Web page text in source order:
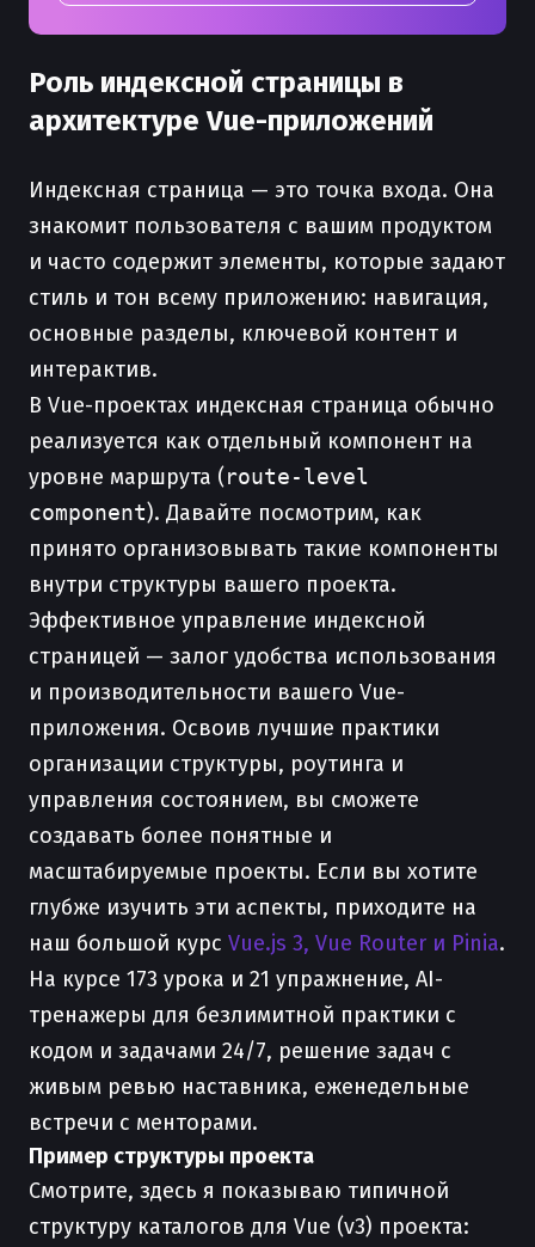
Роль индексной страницы в
архитектуре Vue-приложений
Индексная страница — это точка входа. Она
знакомит пользователя с вашим продуктом
и часто содержит элементы, которые задают
стиль и тон всему приложению: навигация,
основные разделы, ключевой контент и
интерактив.
В Vue-проектах индексная страница обычно
реализуется как отдельный компонент на
уровне маршрута (route-level
component). Давайте посмотрим, как
принято организовывать такие компоненты
внутри структуры вашего проекта.
Эффективное управление индексной
страницей — залог удобства использования
и производительности вашего Vue-
приложения. Освоив лучшие практики
организации структуры, роутинга и
управления состоянием, вы сможете
создавать более понятные и
масштабируемые проекты. Если вы хотите
глубже изучить эти аспекты, приходите на
наш большой курс Vue.js 3, Vue Router и Pinia.
На курсе 173 урока и 21 упражнение, AI-
тренажеры для безлимитной практики с
кодом и задачами 24/7, решение задач с
живым ревью наставника, еженедельные
встречи с менторами.
Пример структуры проекта
Смотрите, здесь я показываю типичной
структуру каталогов для Vue (v3) проекта: